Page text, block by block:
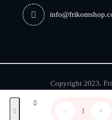
PEĆNICA
- +
Copyright 2023.